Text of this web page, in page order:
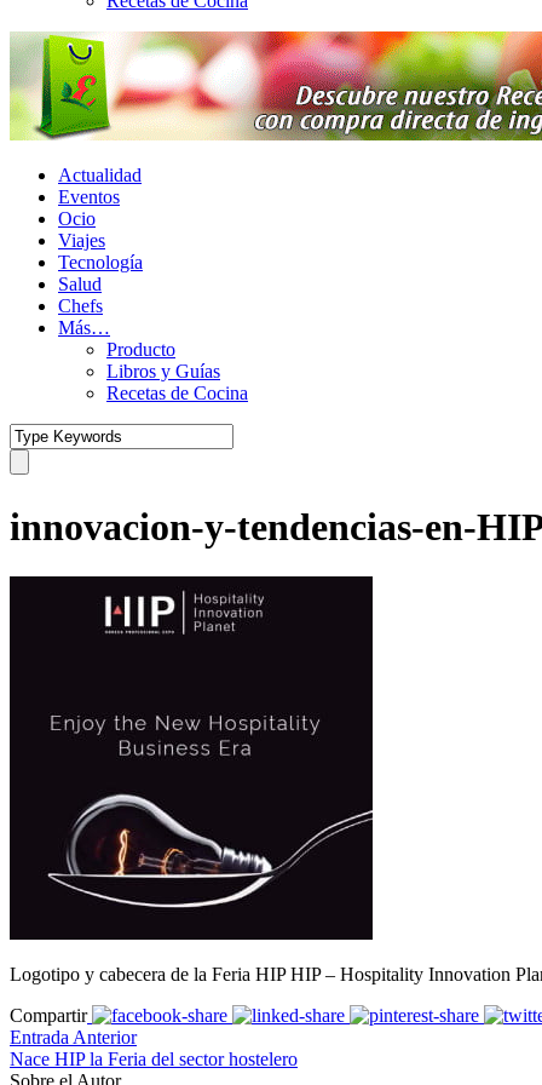
Actualidad
Eventos
Ocio
Viajes
Tecnología
Salud
Chefs
Más…
Producto
Libros y Guías
Recetas de Cocina
innovacion-y-tendencias-en-
Logotipo y cabecera de la Feria HIP HIP – Hospitality Innovation
Compartir
Entrada Anterior
Nace HIP la Feria del sector hostelero
Sobre el Autor